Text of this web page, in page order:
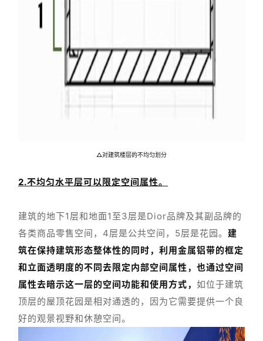
计
室
内
设
计
城
市
△对建筑楼层的不均匀划分
2.不均匀水平层可以限定空间属性。
建筑的地下1层和地面1至3层是Dior品牌及其副品牌的
各类商品零售空间，4层是公共空间，5层是花园。 建
筑在保持建筑形态整体性的同时，利用金属铝带的框定
和立面透明度的不同去限定内部空间属性，也通过空间
属性去暗示这一层的空间功能和使用方式， 如位于建筑
顶层的屋顶花园是相对通透的，因为它需要提供一个良
好的观景视野和休憩空间。